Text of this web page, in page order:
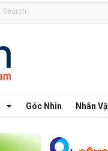
Góc Nhìn Nhân